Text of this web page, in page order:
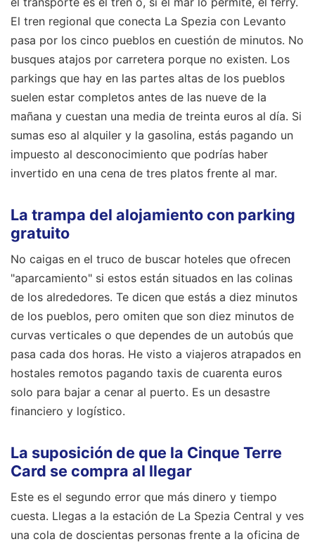
El tren regional que conecta La Spezia con Levanto
pasa por los cinco pueblos en cuestión de minutos. No
busques atajos por carretera porque no existen. Los
parkings que hay en las partes altas de los pueblos
suelen estar completos antes de las nueve de la
mañana y cuestan una media de treinta euros al día. Si
sumas eso al alquiler y la gasolina, estás pagando un
impuesto al desconocimiento que podrías haber
invertido en una cena de tres platos frente al mar.
La trampa del alojamiento con parking
gratuito
No caigas en el truco de buscar hoteles que ofrecen
"aparcamiento" si estos están situados en las colinas
de los alrededores. Te dicen que estás a diez minutos
de los pueblos, pero omiten que son diez minutos de
curvas verticales o que dependes de un autobús que
pasa cada dos horas. He visto a viajeros atrapados en
hostales remotos pagando taxis de cuarenta euros
solo para bajar a cenar al puerto. Es un desastre
financiero y logístico.
La suposición de que la Cinque Terre
Card se compra al llegar
Este es el segundo error que más dinero y tiempo
cuesta. Llegas a la estación de La Spezia Central y ves
una cola de doscientas personas frente a la oficina de